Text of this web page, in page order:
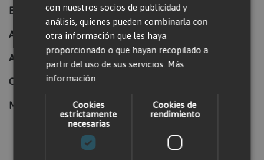
Elevación (mm):4046
Altura de la máquina (mm):2240
Ancho (mm):
Carga máxima (kg):2500
Motor: Eléctrico
Valorar producto
con nuestros socios de publicidad y
análisis, quienes pueden combinarla con
otra información que les haya
proporcionado o que hayan recopilado a
partir del uso de sus servicios. Más
información
Cookies
estrictamente
necesarias
Cookies de
rendimiento